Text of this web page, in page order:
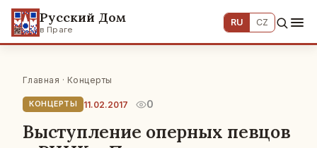
Русский Дом
в Праге
RU CZ
Главная · Концерты
КОНЦЕРТЫ 11.02.2017 0
Выступление оперных певцов